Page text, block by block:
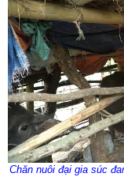
Chăn nuôi đại gia súc